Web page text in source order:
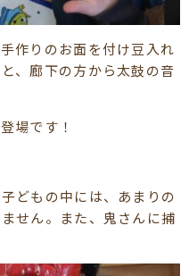
作りのお面を付け豆入れ
、廊下の方から太鼓の音
場です！
どもの中には、あまりの
せん。また、鬼さんに捕